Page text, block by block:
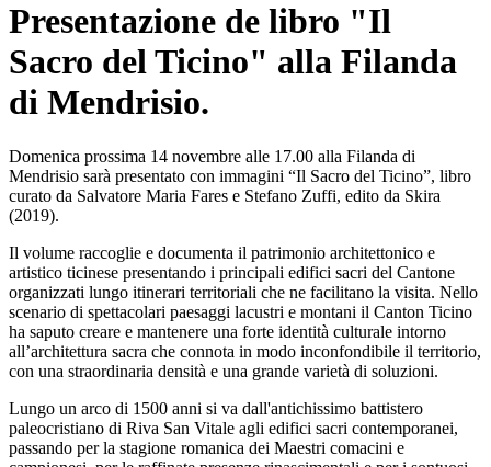
Presentazione de libro "Il
Sacro del Ticino" alla Filanda
di Mendrisio.
Domenica prossima 14 novembre alle 17.00 alla Filanda di
Mendrisio sarà presentato con immagini “Il Sacro del Ticino”, libro
curato da Salvatore Maria Fares e Stefano Zuffi, edito da Skira
(2019).
Il volume raccoglie e documenta il patrimonio architettonico e
artistico ticinese presentando i principali edifici sacri del Cantone
organizzati lungo itinerari territoriali che ne facilitano la visita. Nello
scenario di spettacolari paesaggi lacustri e montani il Canton Ticino
ha saputo creare e mantenere una forte identità culturale intorno
all’architettura sacra che connota in modo inconfondibile il territorio,
con una straordinaria densità e una grande varietà di soluzioni.
Lungo un arco di 1500 anni si va dall'antichissimo battistero
paleocristiano di Riva San Vitale agli edifici sacri contemporanei,
passando per la stagione romanica dei Maestri comacini e